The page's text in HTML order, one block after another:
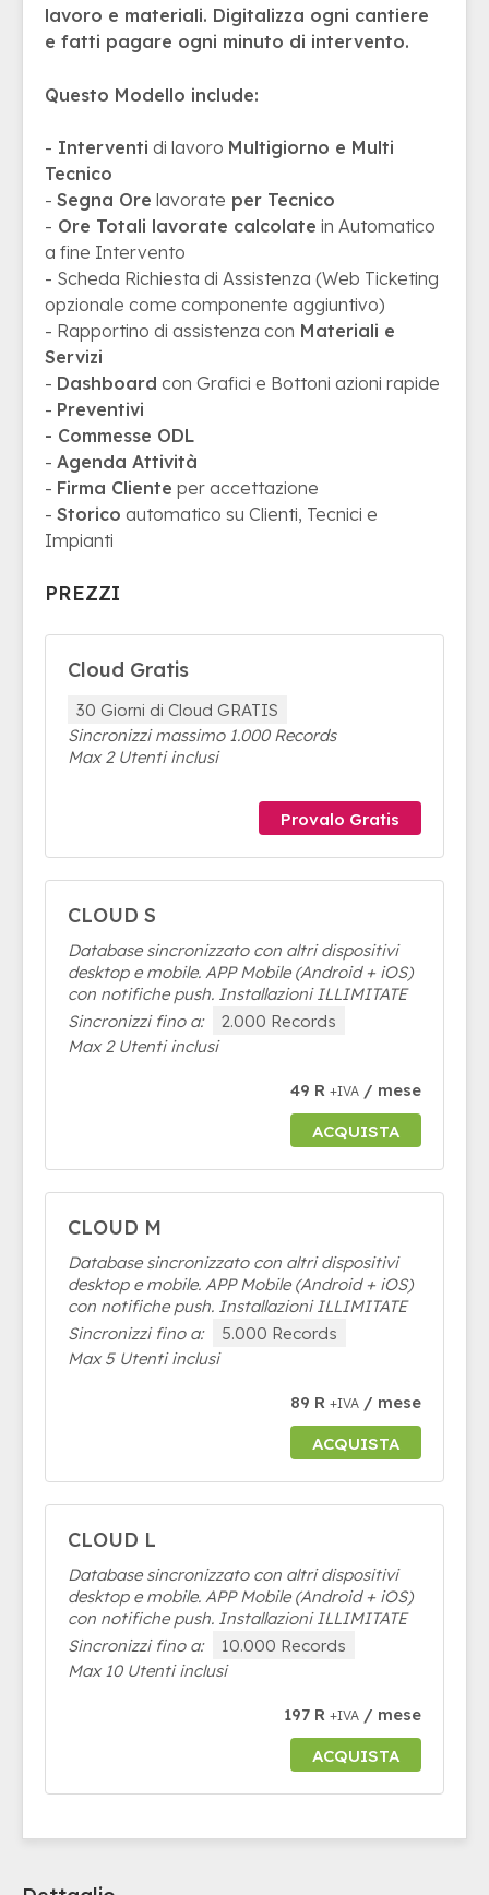
lavoro e materiali. Digitalizza ogni cantiere
e fatti pagare ogni minuto di intervento.
Questo Modello include:
- Interventi di lavoro Multigiorno e Multi
Tecnico
- Segna Ore lavorate per Tecnico
- Ore Totali lavorate calcolate in Automatico
a fine Intervento
- Scheda Richiesta di Assistenza (Web Ticketing
opzionale come componente aggiuntivo)
- Rapportino di assistenza con Materiali e
Servizi
- Dashboard con Grafici e Bottoni azioni rapide
- Preventivi
- Commesse ODL
- Agenda Attività
- Firma Cliente per accettazione
- Storico automatico su Clienti, Tecnici e
Impianti
PREZZI
Cloud Gratis
30 Giorni di Cloud GRATIS
Sincronizzi massimo 1.000 Records
Max 2 Utenti inclusi
Provalo Gratis
CLOUD S
Database sincronizzato con altri dispositivi
desktop e mobile. APP Mobile (Android + iOS)
con notifiche push. Installazioni ILLIMITATE
Sincronizzi fino a:
2.000 Records
Max 2 Utenti inclusi
49 R +IVA / mese
ACQUISTA
CLOUD M
Database sincronizzato con altri dispositivi
desktop e mobile. APP Mobile (Android + iOS)
con notifiche push. Installazioni ILLIMITATE
Sincronizzi fino a:
5.000 Records
Max 5 Utenti inclusi
89 R +IVA / mese
ACQUISTA
CLOUD L
Database sincronizzato con altri dispositivi
desktop e mobile. APP Mobile (Android + iOS)
con notifiche push. Installazioni ILLIMITATE
Sincronizzi fino a:
10.000 Records
Max 10 Utenti inclusi
197 R +IVA / mese
ACQUISTA